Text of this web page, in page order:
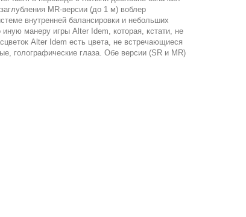
MR-версии (до 1 м) воблер
внутренней балансировки и небольших
манеру игры Alter Idem, которая, кстати, не
Alter Idem есть цвета, не встречающиеся
голографические глаза. Обе версии (SR и MR)